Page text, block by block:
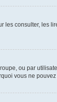
consulter, les
ou par
vous ne